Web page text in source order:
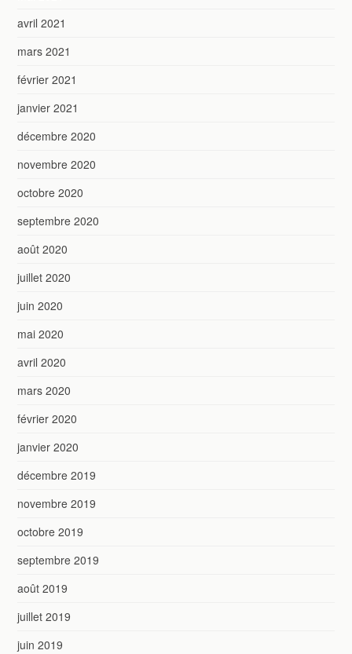
avril 2021
mars 2021
février 2021
janvier 2021
décembre 2020
novembre 2020
octobre 2020
septembre 2020
août 2020
juillet 2020
juin 2020
mai 2020
avril 2020
mars 2020
février 2020
janvier 2020
décembre 2019
novembre 2019
octobre 2019
septembre 2019
août 2019
juillet 2019
juin 2019